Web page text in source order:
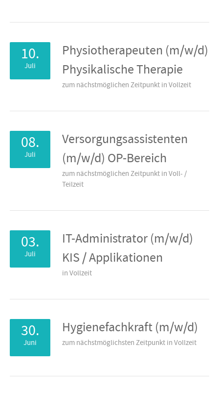
10.
Juli
Physiotherapeuten (m/w/d)
Physikalische Therapie
zum nächstmöglichen Zeitpunkt in Vollzeit
08.
Juli
Versorgungsassistenten
(m/w/d) OP-Bereich
zum nächstmöglichen Zeitpunkt in Voll- /
Teilzeit
03.
Juli
IT-Administrator (m/w/d)
KIS / Applikationen
in Vollzeit
30.
Juni
Hygienefachkraft (m/w/d)
zum nächstmöglichsten Zeitpunkt in Vollzeit